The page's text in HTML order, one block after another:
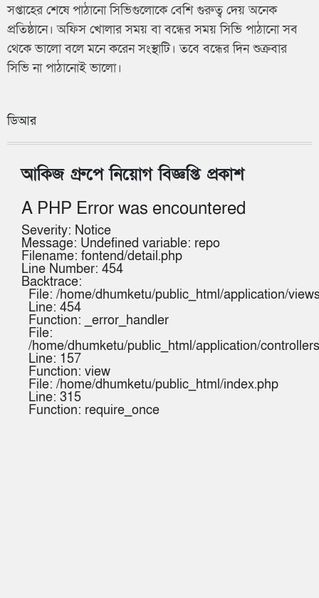
সপ্তাহের শেষে পাঠানো সিভিগুলোকে বেশি গুরুত্ব দেয় অনেক
প্রতিষ্ঠানে। অফিস খোলার সময় বা বন্ধের সময় সিভি পাঠানো সব
থেকে ভালো বলে মনে করেন সংস্থাটি। তবে বন্ধের দিন শুক্রবার
সিভি না পাঠানোই ভালো।
ডিআর
আকিজ গ্রুপে নিয়োগ বিজ্ঞপ্তি প্রকাশ
A PHP Error was encountered
Severity: Notice
Message: Undefined variable: repo
Filename: fontend/detail.php
Line Number: 454
Backtrace:
File: /home/dhumketu/public_html/application/
Line: 454
Function: _error_handler
File:
/home/dhumketu/public_html/application/
Line: 157
Function: view
File: /home/dhumketu/public_html/index.php
Line: 315
Function: require_once